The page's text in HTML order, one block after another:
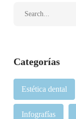
Categorías
Estética dental
Infografías